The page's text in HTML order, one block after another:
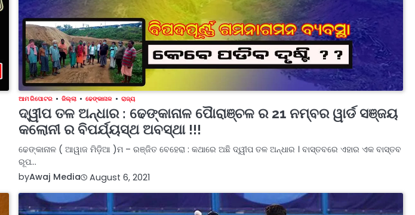
ଆମ ରିପୋଟର ଜିଲ୍ଲା ଢେଙ୍କାନାଳ ରାଜ୍ୟ
ଦ୍ୱୀପ ତଳ ଅନ୍ଧାର : ଢେଙ୍କାନାଳ ପୋୖରାଞ୍ଚଳ ର 21 ନମ୍ବର ୱାର୍ଡ ସଞ୍ଜୟ
କଲୋନୀ ର ବିପର୍ଯ୍ୟସ୍ଥ ଅବସ୍ଥା !!!
ଢେଙ୍କାନାଳ ( ଆୱାଜ ମିଡ଼ିଆ )ମ – ରଞ୍ଜିତ ବେହେରା : କଥାରେ ଅଛି ଦ୍ୱୀପ ତଳ ଅନ୍ଧାର । ବାସ୍ତବରେ ଏହାର ଏକ ବାସ୍ତବ
ରୂପ…
byAwaj Media August 6, 2021